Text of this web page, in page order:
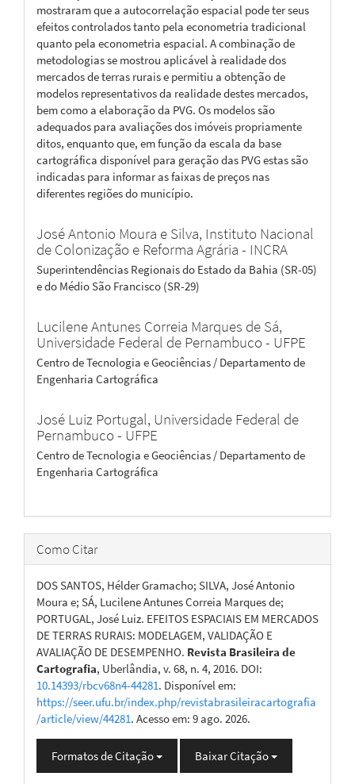
mostraram que a autocorrelação espacial pode ter seus
efeitos controlados tanto pela econometria tradicional
quanto pela econometria espacial. A combinação de
metodologias se mostrou aplicável à realidade dos
mercados de terras rurais e permitiu a obtenção de
modelos representativos da realidade destes mercados,
bem como a elaboração da PVG. Os modelos são
adequados para avaliações dos imóveis propriamente
ditos, enquanto que, em função da escala da base
cartográfica disponível para geração das PVG estas são
indicadas para informar as faixas de preços nas
diferentes regiões do município.
José Antonio Moura e Silva, Instituto Nacional
de Colonização e Reforma Agrária - INCRA
Superintendências Regionais do Estado da Bahia (SR-05)
e do Médio São Francisco (SR-29)
Lucilene Antunes Correia Marques de Sá,
Universidade Federal de Pernambuco - UFPE
Centro de Tecnologia e Geociências / Departamento de
Engenharia Cartográfica
José Luiz Portugal, Universidade Federal de
Pernambuco - UFPE
Centro de Tecnologia e Geociências / Departamento de
Engenharia Cartográfica
Como Citar
DOS SANTOS, Hélder Gramacho; SILVA, José Antonio
Moura e; SÁ, Lucilene Antunes Correia Marques de;
PORTUGAL, José Luiz. EFEITOS ESPACIAIS EM MERCADOS
DE TERRAS RURAIS: MODELAGEM, VALIDAÇÃO E
AVALIAÇÃO DE DESEMPENHO. Revista Brasileira de
Cartografia, Uberlândia, v. 68, n. 4, 2016. DOI:
10.14393/rbcv68n4-44281. Disponível em:
https://seer.ufu.br/index.php/revistabrasileiracartografia
/article/view/44281. Acesso em: 9 ago. 2026.
Formatos de Citação Baixar Citação